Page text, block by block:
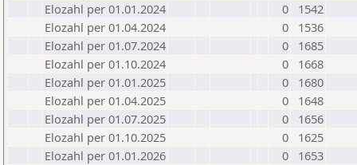
Elozahl per 01.01.2024
0
1542
Elozahl per 01.04.2024
0
1536
Elozahl per 01.07.2024
0
1685
Elozahl per 01.10.2024
0
1668
Elozahl per 01.01.2025
0
1680
Elozahl per 01.04.2025
0
1648
Elozahl per 01.07.2025
0
1656
Elozahl per 01.10.2025
0
1625
Elozahl per 01.01.2026
0
1653